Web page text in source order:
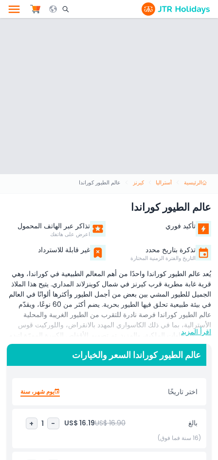
Search Opener Icon
الرئيسية أستراليا كيرنز عالم الطيور كوراندا
عالم الطيور كوراندا
تأكيد فوري تذاكر عبر الهاتف المحمول
اعرض على هاتفك
تذكرة بتاريخ محدد
التاريخ والفترة الزمنية المختارة
غير قابلة للاسترداد
يُعد عالم الطيور كوراندا واحدًا من أهم المعالم الطبيعية في كوراندا، وهي
قرية غابة مطرية قرب كيرنز في شمال كوينزلاند المداري. يتيح هذا الملاذ
الجميل للطيور المشي بين بعض من أجمل الطيور وأكثرها ألوانًا في العالم
في بيئة طبيعية تحلق فيها الطيور بحرية. يضم أكثر من 60 نوعًا، ويقدّم
عالم الطيور كوراندا فرصة نادرة للتقرب من الطيور الغريبة والمحلية
الأسترالية، بما في ذلك الكاسواري المهدد بالانقراض، واللوركيت قوس
قزح، والببغاوات الملكية، والمزيد. تم تصميم الأقفاص الكبيرة الممرّة لتبدو
وتشعر كغابة مطرية استوائية، مليئة بالخضرة الكثيفة والميزات المائية
الطبيعية. العديد من الطيور ودودة وقد تقف حتى على كتفك! المكان مثالي
للعائلات وعشاق الطيور ومحبي الطبيعة، حيث يجمع بين المتعة والتعليم.
وموائلها، مما يجعلها تجربة تعليمية رائعة للأطفال والكبار على حد سواء.
سواء كنت من السكان المحليين أو تزور منطقة كيرنز، فإن عالم الطيور
إنه تجربة هادئة وتفاعلية تقرّبك من الحياة البرية المذهلة في أستراليا.
اقرأ المزيد
عالم الطيور كوراندا السعر والخيارات
اختر تاريخًا يوم شهر، سنة
بالغ US$ 16.90
US$ 16.19
-
1
+
(16 سنة فما فوق)